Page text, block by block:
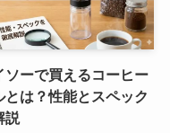
ソーで買えるコーヒー
とは？性能とスペック
説